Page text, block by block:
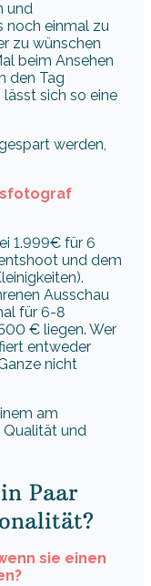
und
noch einmal zu
zu wünschen
beim Ansehen
den Tag
sich so eine
werden,
1.999€ für 6
und dem
Ausschau
für 6-8
€ liegen. Wer
entweder
nicht
am
Qualität und
Paar
sie einen